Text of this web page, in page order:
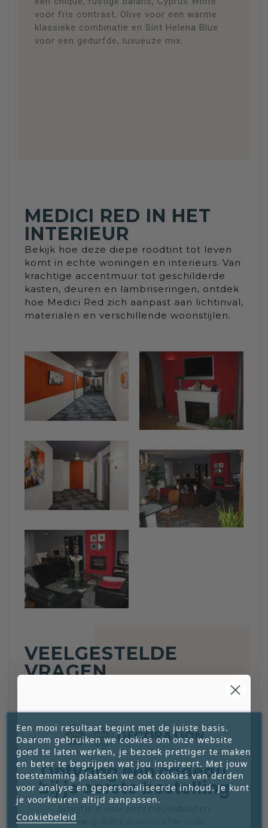
voor fris contrast, Olive voor een warme
klassieke combinatie en Sint Helena Blue
voor een gedurfde, luxueuze mix.
MEDICI RED IN HET
INTERIEUR
Bekijk hoe deze diepe roodtint tot leven
komt in echte woningen en interieurs. Van
krachtige accentmuur tot geschilderde
kasten, deuren en lambriseringen, ontdek
hoe Medici Red zich aanpast aan lichtinval,
materialen en verschillende woonstijlen.
VEELGESTELDE
VRAGEN
Heb je vragen over kleurkeuze, toepassing
of verwerking? Hier vind je heldere
antwoorden en praktische tips, zodat je
goed voorbereid aan de slag kunt.
Neem contact met ons op
Een mooi resultaat begint met de juiste basis.
Daarom gebruiken we cookies om onze website
goed te laten werken, je bezoek prettiger te maken
en beter te begrijpen wat jou inspireert. Met jouw
toestemming plaatsen we ook cookies van derden
voor analyse en gepersonaliseerde inhoud. Je kunt
je voorkeuren altijd aanpassen.
Cookiebeleid
Ontvang een cadeau
bij je eerste bestelling
ontvang direct jouw voucher code.